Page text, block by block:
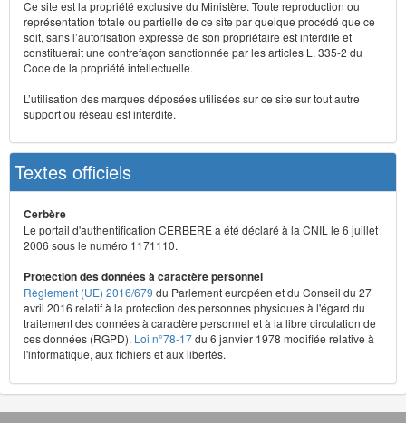
Ce site est la propriété exclusive du Ministère. Toute reproduction ou
représentation totale ou partielle de ce site par quelque procédé que ce
soit, sans l’autorisation expresse de son propriétaire est interdite et
constituerait une contrefaçon sanctionnée par les articles L. 335-2 du
Code de la propriété intellectuelle.
L’utilisation des marques déposées utilisées sur ce site sur tout autre
support ou réseau est interdite.
Textes officiels
Cerbère
Le portail d'authentification CERBERE a été déclaré à la CNIL le 6 juillet
2006 sous le numéro 1171110.
Protection des données à caractère personnel
Règlement (UE) 2016/679 du Parlement européen et du Conseil du 27
avril 2016 relatif à la protection des personnes physiques à l'égard du
traitement des données à caractère personnel et à la libre circulation de
ces données (RGPD). Loi n°78-17du 6 janvier 1978 modifiée relative à
l'informatique, aux fichiers et aux libertés.